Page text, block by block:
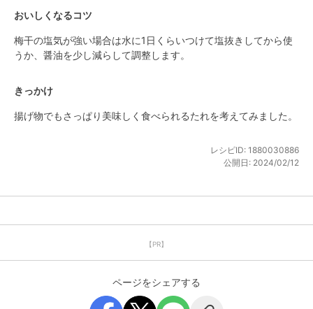
おいしくなるコツ
梅干の塩気が強い場合は水に1日くらいつけて塩抜きしてから使
うか、醤油を少し減らして調整します。
きっかけ
揚げ物でもさっぱり美味しく食べられるたれを考えてみました。
レシピID: 1880030886
公開日: 2024/02/12
【PR】
ページをシェアする